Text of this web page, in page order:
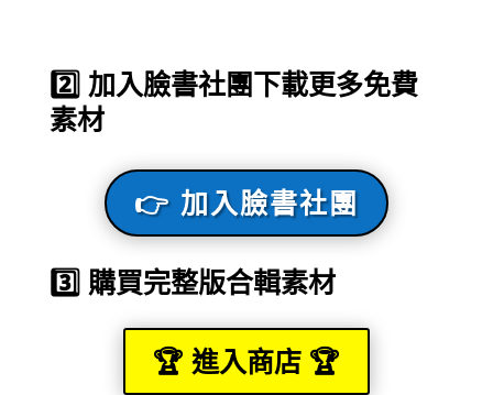
2️⃣ 加入臉書社團下載更多免費
素材
👉 加入臉書社團
3️⃣ 購買完整版合輯素材
🏆 進入商店 🏆